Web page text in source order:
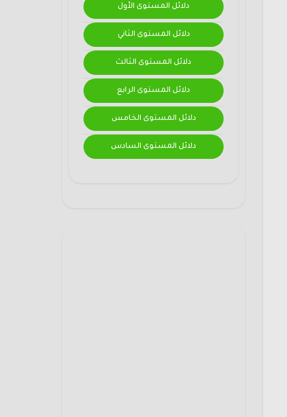
دلائل المستوى الأول
دلائل المستوى الثاني
دلائل المستوى الثالث
دلائل المستوى الرابع
دلائل المستوى الخامس
دلائل المستوى السادس